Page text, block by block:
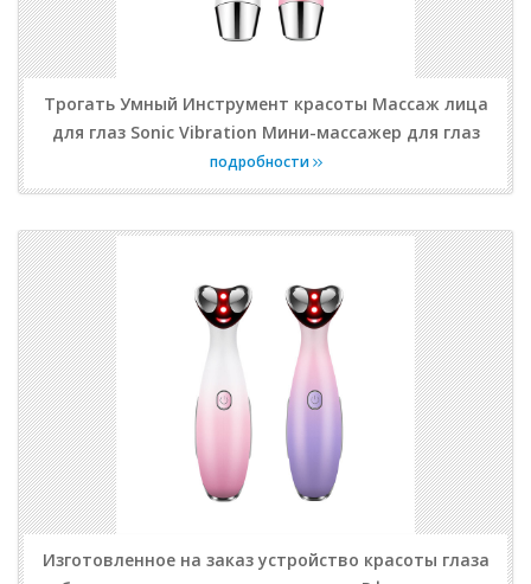
Трогать Умный Инструмент красоты Массаж лица
для глаз Sonic Vibration Мини-массажер для глаз
подробности
Изготовленное на заказ устройство красоты глаза